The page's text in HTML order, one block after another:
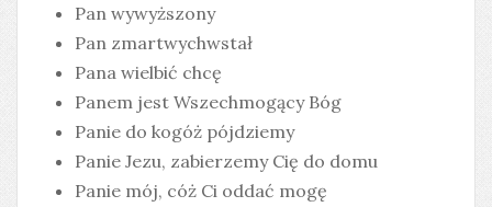
Pan wywyższony
Pan zmartwychwstał
Pana wielbić chcę
Panem jest Wszechmogący Bóg
Panie do kogóż pójdziemy
Panie Jezu, zabierzemy Cię do domu
Panie mój, cóż Ci oddać mogę